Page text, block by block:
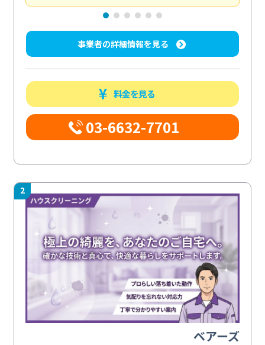
事業者の詳細情報を見る
料金を見る
03-6632-7701
2
ベアーズ